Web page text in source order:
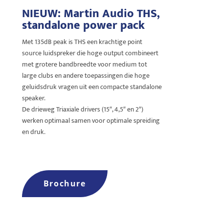
NIEUW: Martin Audio THS,
standalone power pack
Met 135dB peak is THS een krachtige point
source luidspreker die hoge output combineert
met grotere bandbreedte voor medium tot
large clubs en andere toepassingen die hoge
geluidsdruk vragen uit een compacte standalone
speaker.
De drieweg Triaxiale drivers (15″, 4,5″ en 2″)
werken optimaal samen voor optimale spreiding
en druk.
Brochure